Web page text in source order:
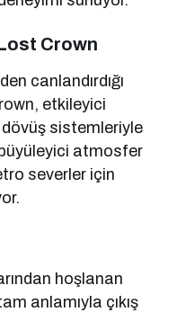
Crown
canlandırdığı
etkileyici
dövüş sistemleriyle
atmosfer
severler için
hoşlanan
anlamıyla çıkış